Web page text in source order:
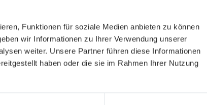
Funktionen für soziale Medien anbieten zu können
wir Informationen zu Ihrer Verwendung unserer
weiter. Unsere Partner führen diese Informationen
haben oder die sie im Rahmen Ihrer Nutzung
2025